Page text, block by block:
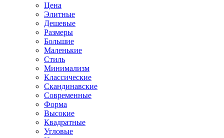
Цена
Элитные
Дешевые
Размеры
Большие
Маленькие
Стиль
Минимализм
Классические
Скандинавские
Современные
Форма
Высокие
Квадратные
Угловые